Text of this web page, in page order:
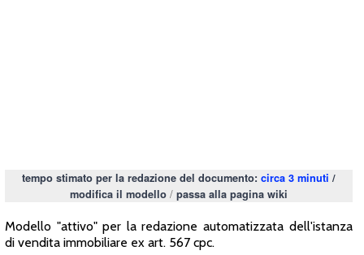
tempo stimato per la redazione del documento: circa 3 minuti /
modifica il modello/ passa alla pagina wiki
Modello "attivo" per la redazione automatizzata dell'istanza
di vendita immobiliare ex art. 567 cpc.